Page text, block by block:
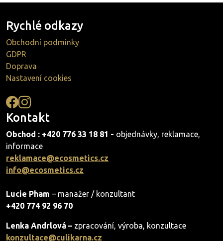
Rychlé odkazy
Obchodní podmínky
GDPR
Doprava
Nastavení cookies
Kontakt
Obchod : +420 776 33 18 81 - objednávky, reklamace,
informace
reklamace@ecosmetics.cz
info@ecosmetics.cz
Lucie Pham – manažer / konzultant
+420 774 92 96 70
Lenka Andrlová – zpracování, výroba, konzultace
konzultace@culikarna.cz